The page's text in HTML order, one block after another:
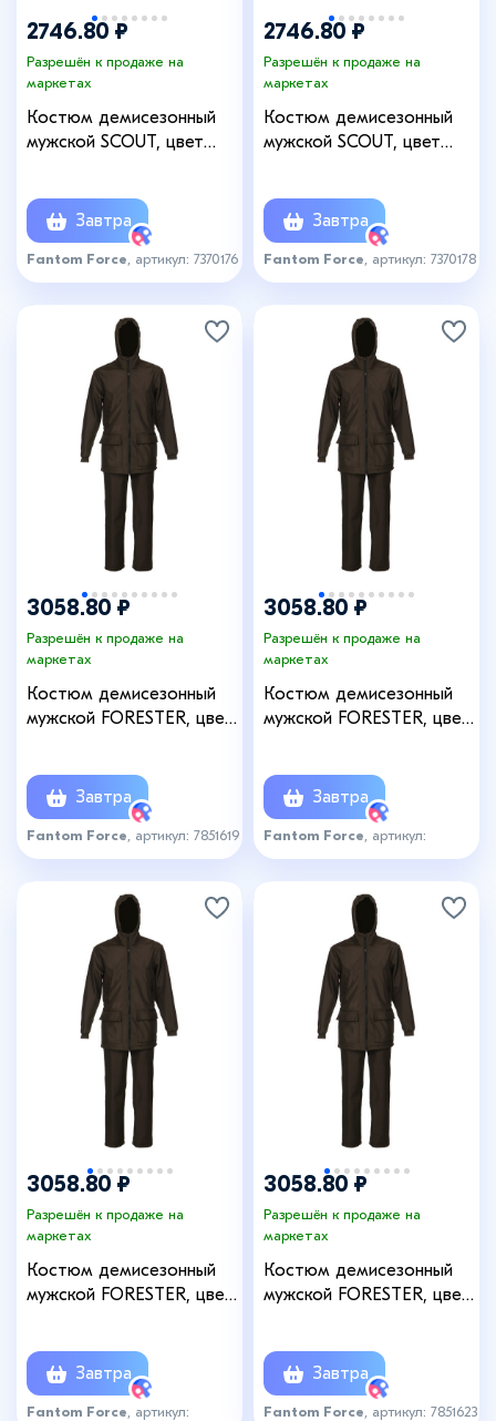
2746.80 ₽
Разрешён к продаже на
маркетах
Костюм демисезонный
мужской SCOUT, цвет
Завтра
Fantom Force , артикул: 7370176
2746.80 ₽
Разрешён к продаже на
маркетах
Костюм демисезонный
мужской SCOUT, цвет
Завтра
Fantom Force , артикул: 7370178
3058.80 ₽
Разрешён к продаже на
маркетах
Костюм демисезонный
мужской FORESTER, цвет
Завтра
Fantom Force , артикул: 7851619
3058.80 ₽
Разрешён к продаже на
маркетах
Костюм демисезонный
мужской FORESTER, цвет
Завтра
Fantom Force , артикул:
7851620
3058.80 ₽
Разрешён к продаже на
маркетах
Костюм демисезонный
мужской FORESTER, цвет
Завтра
Fantom Force , артикул:
3058.80 ₽
Разрешён к продаже на
маркетах
Костюм демисезонный
мужской FORESTER, цвет
Завтра
Fantom Force , артикул: 7851623